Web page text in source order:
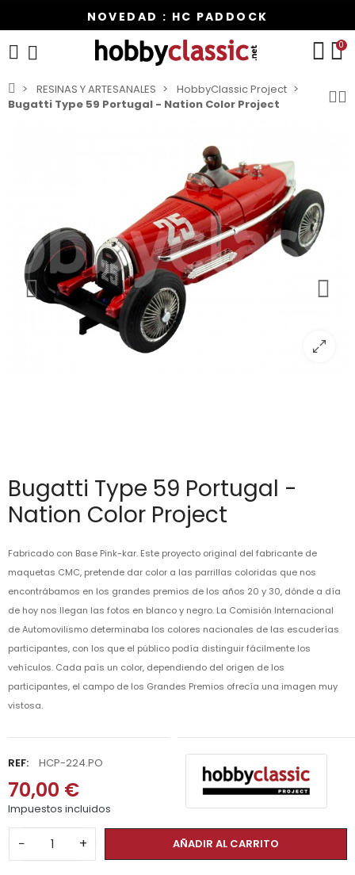
NOVEDAD : HC PADDOCK
0
RESINAS Y ARTESANALES
HobbyClassic Project
Bugatti Type 59 Portugal - Nation Color Project
Bugatti Type 59 Portugal -
Nation Color Project
Fabricado con Base Pink-kar. Este proyecto original del fabricante de
maquetas CMC, pretende dar color a las parrillas coloridas que nos
encontrábamos en los grandes premios de los años 20 y 30, dónde a día
de hoy nos llegan las fotos en blanco y negro. La Comisión Internacional
de Automovilismo determinaba los colores nacionales de las escuderías
participantes, con los que el público podía distinguir fácilmente los
vehículos. Cada país un color, dependiendo del origen de los
participantes, el campo de los Grandes Premios ofrecía una imagen muy
vistosa.
REF: HCP-224.PO
70,00 €
Impuestos incluidos
− + AÑADIR AL CARRITO